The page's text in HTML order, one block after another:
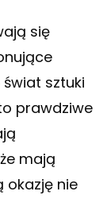
się
sztuki
prawdziwe
mają
okazję nie